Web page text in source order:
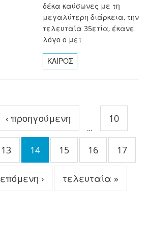
δέκα καύσωνες με τη
μεγαλύτερη διάρκεια, την
τελευταία 35ετία, έκανε
λόγο ο μετ
ΚΑΙΡΟΣ
‹ προηγούμενη
…
10
13 14 15 16 17
επόμενη › τελευταία »